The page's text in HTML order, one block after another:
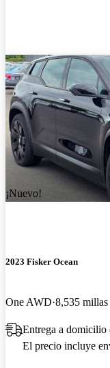
¡Nuevo!
2023 Fisker Ocean
One AWD 8,535 millas
Entrega a
El precio incluye